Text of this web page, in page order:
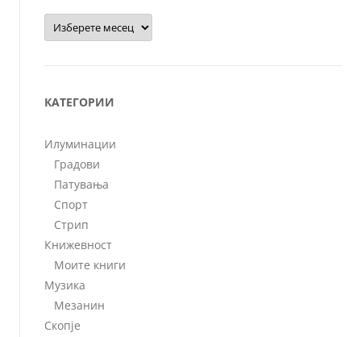
Архиви
КАТЕГОРИИ
Илуминации
Градови
Патувања
Спорт
Стрип
Книжевност
Моите книги
Музика
Мезанин
Скопје